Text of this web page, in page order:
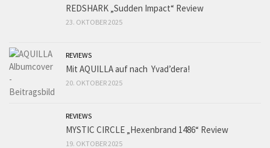
REDSHARK „Sudden Impact“ Review
23. OKTOBER 2025
REVIEWS
Mit AQUILLA auf nach Yvad’dera!
20. OKTOBER 2025
REVIEWS
MYSTIC CIRCLE „Hexenbrand 1486“ Review
19. OKTOBER 2025